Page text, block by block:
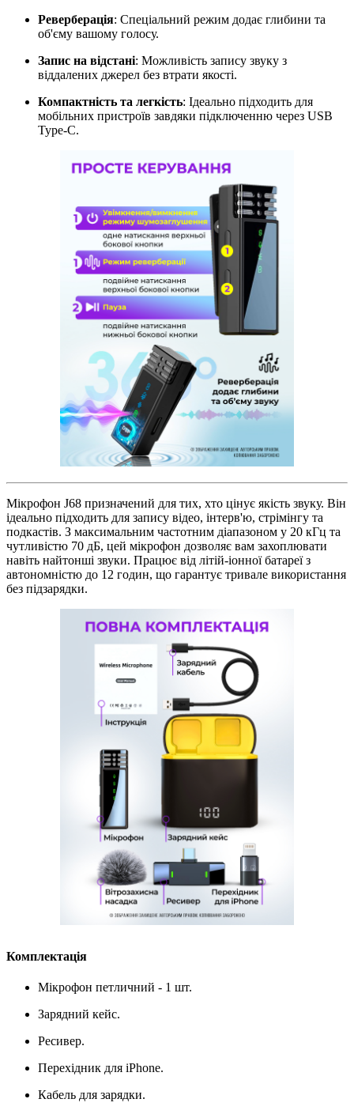
Реверберація: Спеціальний режим додає глибини та
об'єму вашому голосу.
Запис на відстані: Можливість запису звуку з
віддалених джерел без втрати якості.
Компактність та легкість: Ідеально підходить для
мобільних пристроїв завдяки підключенню через USB
Type-C.
Мікрофон J68 призначений для тих, хто цінує якість звуку. Він
ідеально підходить для запису відео, інтерв'ю, стрімінгу та
подкастів. З максимальним частотним діапазоном у 20 кГц та
чутливістю 70 дБ, цей мікрофон дозволяє вам захоплювати
навіть найтонші звуки. Працює від літій-іонної батареї з
автономністю до 12 годин, що гарантує тривале використання
без підзарядки.
Комплектація
Мікрофон петличний - 1 шт.
Зарядний кейс.
Ресивер.
Перехідник для iPhone.
Кабель для зарядки.